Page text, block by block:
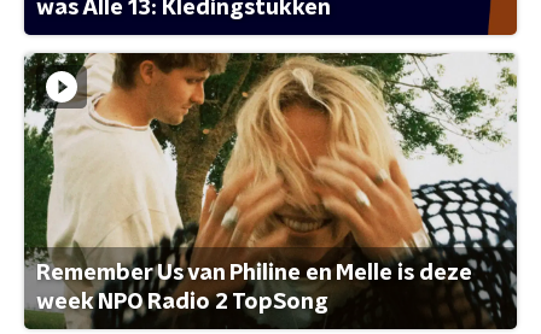
was Alle 13: Kledingstukken
Remember Us van Philine en Melle is deze
week NPO Radio 2 TopSong